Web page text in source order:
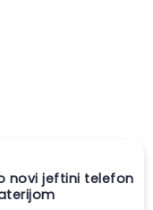
novi jeftini telefon